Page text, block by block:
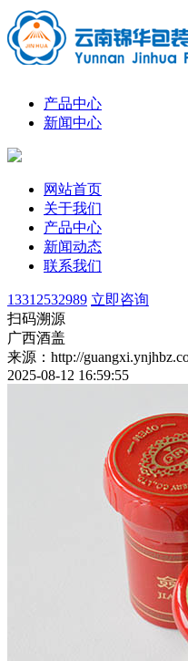
产品中心
新闻中心
网站首页
关于我们
产品中心
新闻动态
联系我们
13312532989 立即咨询
扫码溯源
广西酒盖
来源：http://
2025-08-12 16:59:55